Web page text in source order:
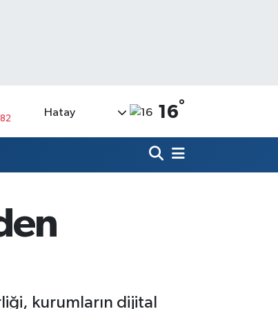
Hatay 16°
kurumların dijital